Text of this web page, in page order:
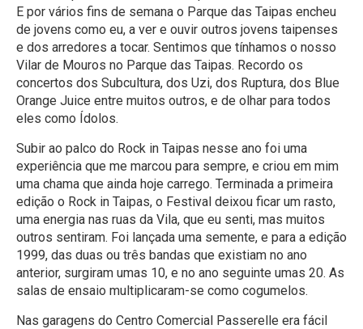
E por vários fins de semana o Parque das Taipas encheu
de jovens como eu, a ver e ouvir outros jovens taipenses
e dos arredores a tocar. Sentimos que tínhamos o nosso
Vilar de Mouros no Parque das Taipas. Recordo os
concertos dos Subcultura, dos Uzi, dos Ruptura, dos Blue
Orange Juice entre muitos outros, e de olhar para todos
eles como Ídolos.
Subir ao palco do Rock in Taipas nesse ano foi uma
experiência que me marcou para sempre, e criou em mim
uma chama que ainda hoje carrego. Terminada a primeira
edição o Rock in Taipas, o Festival deixou ficar um rasto,
uma energia nas ruas da Vila, que eu senti, mas muitos
outros sentiram. Foi lançada uma semente, e para a edição
1999, das duas ou três bandas que existiam no ano
anterior, surgiram umas 10, e no ano seguinte umas 20. As
salas de ensaio multiplicaram-se como cogumelos.
Nas garagens do Centro Comercial Passerelle era fácil